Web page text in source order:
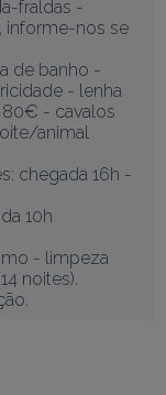
fraldas -
informe-nos se
de banho -
- lenha
80€ - cavalos
animal
chegada 16h -
10h
- limpeza
noites).